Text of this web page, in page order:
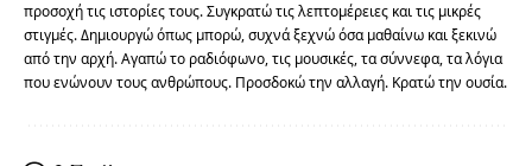
προσοχή τις ιστορίες τους. Συγκρατώ τις λεπτομέρειες και τις μικρές
στιγμές. Δημιουργώ όπως μπορώ, συχνά ξεχνώ όσα μαθαίνω και ξεκινώ
από την αρχή. Αγαπώ το ραδιόφωνο, τις μουσικές, τα σύννεφα, τα λόγια
που ενώνουν τους ανθρώπους. Προσδοκώ την αλλαγή. Κρατώ την ουσία.